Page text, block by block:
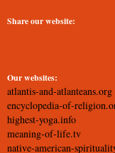
Share our website:
Our websites:
atlantis-and-atlanteans.org
encyclopedia-of-
highest-yoga.info
meaning-of-life.tv
native-american-